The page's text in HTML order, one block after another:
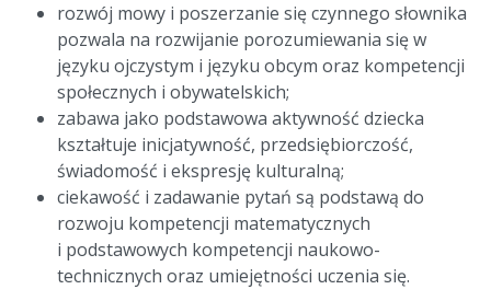
rozwój mowy i poszerzanie się czynnego słownika
pozwala na rozwijanie porozumiewania się w
języku ojczystym i języku obcym oraz kompetencji
społecznych i obywatelskich;
zabawa jako podstawowa aktywność dziecka
kształtuje inicjatywność, przedsiębiorczość,
świadomość i ekspresję kulturalną;
ciekawość i zadawanie pytań są podstawą do
rozwoju kompetencji matematycznych
i podstawowych kompetencji naukowo-
technicznych oraz umiejętności uczenia się.